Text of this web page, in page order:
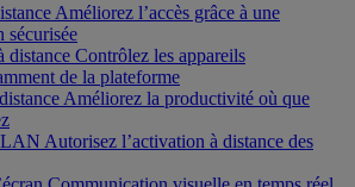
Améliorez l’accès grâce à une
sécurisée
distance Contrôlez les appareils
de la plateforme
Améliorez la productivité où que
LAN Autorisez l’activation à distance des